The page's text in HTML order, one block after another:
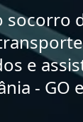
e
- GO